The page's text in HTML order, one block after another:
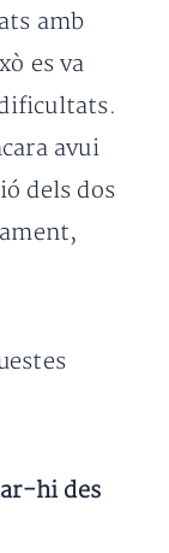
amb
es va
avui
dels dos
hi des